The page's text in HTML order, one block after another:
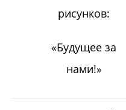
рисунков:
«Будущее за
нами!»